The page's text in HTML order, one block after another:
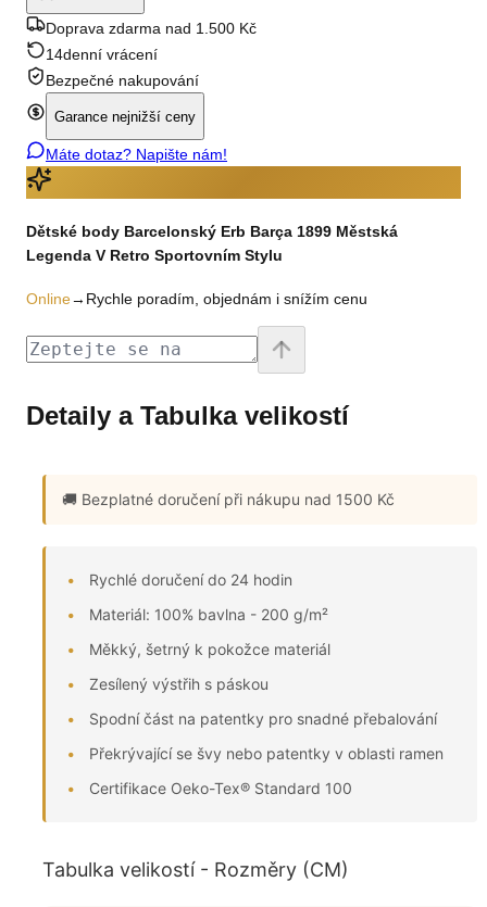
Doprava zdarma nad 1.500 Kč
14denní vrácení
Bezpečné nakupování
Garance nejnižší ceny
Máte dotaz? Napište nám!
Dětské body Barcelonský Erb Barça 1899 Městská
Legenda V Retro Sportovním Stylu
Online→ Rychle poradím, objednám i snížím cenu
Detaily a Tabulka velikostí
🚚 Bezplatné doručenípři nákupu nad 1500 Kč
Rychlé doručení do 24 hodin
Materiál: 100% bavlna - 200 g/m²
Měkký, šetrný k pokožce materiál
Zesílený výstřih s páskou
Spodní část na patentky pro snadné přebalování
Překrývající se švy nebo patentky v oblasti ramen
Certifikace Oeko-Tex® Standard 100
Tabulka velikostí - Rozměry (CM)